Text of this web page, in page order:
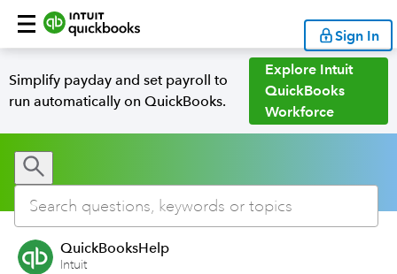
Sign In
Simplify payday and set payroll to
run automatically on QuickBooks.
Explore Intuit
QuickBooks
Workforce
QuickBooksHelp
Intuit